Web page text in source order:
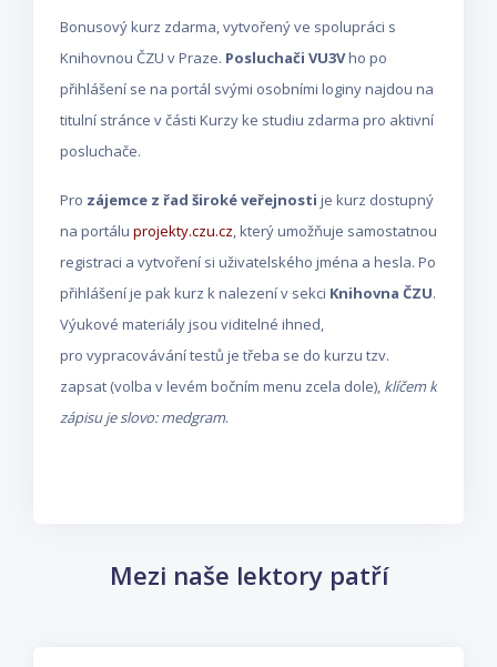
Bonusový kurz zdarma, vytvořený ve spolupráci s
Knihovnou ČZU v Praze. Posluchači VU3Vho po
přihlášení se na portál svými osobními loginy najdou na
titulní stránce v části Kurzy ke studiu zdarma pro aktivní
posluchače.
Pro zájemce z řad široké veřejnosti je kurz dostupný
na portálu projekty.czu.cz, který umožňuje samostatnou
registraci a vytvoření si uživatelského jména a hesla. Po
přihlášení je pak kurz k nalezení v sekci Knihovna ČZU.
Výukové materiály jsou viditelné ihned,
pro vypracovávání testů je třeba se do kurzu tzv.
zapsat (volba v levém bočním menu zcela dole), klíčem k
zápisu je slovo: medgram.
Přeskočit: Mezi naše lektory patří
Mezi naše lektory patří